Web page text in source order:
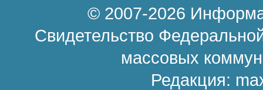
© 2007-2026
Свидетельство
массовых
Редакция: